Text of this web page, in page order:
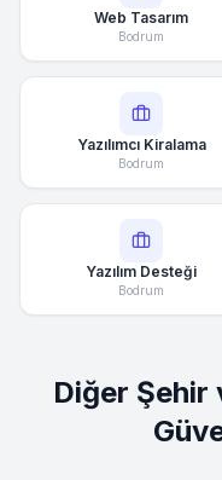
Web Tasarım
Bodrum
Yazılımcı Kiralama
Bodrum
Yazılım Desteği
Bodrum
Diğer Şehir